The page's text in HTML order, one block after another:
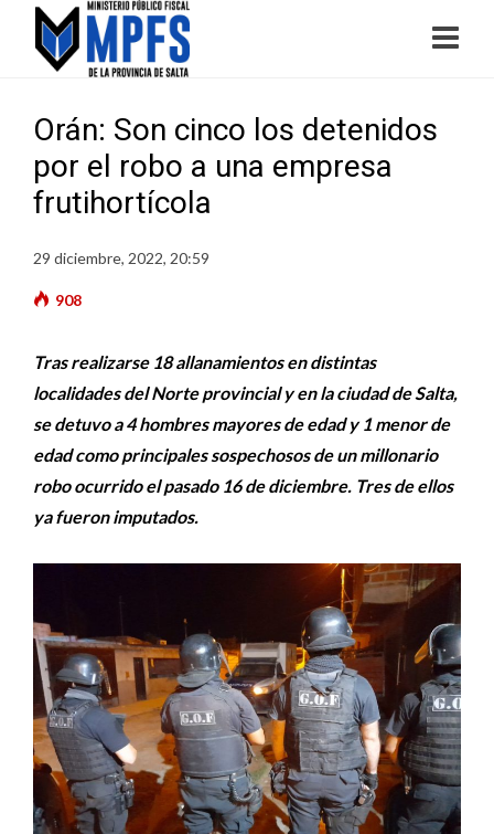
Orán: Son cinco los detenidos
por el robo a una empresa
frutihortícola
29 diciembre, 2022, 20:59
908
Tras realizarse 18 allanamientos en distintas
localidades del Norte provincial y en la ciudad de Salta,
se detuvo a 4 hombres mayores de edad y 1 menor de
edad como principales sospechosos de un millonario
robo ocurrido el pasado 16 de diciembre. Tres de ellos
ya fueron imputados.